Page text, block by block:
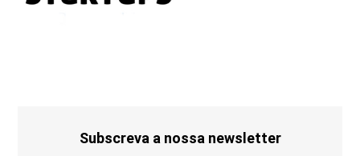
Subscreva a nossa newsletter